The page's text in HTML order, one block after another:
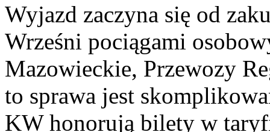
Wyjazd zaczyna się od
Wrześni pociągami
Mazowieckie, Przewozy
to sprawa jest
KW honorują bilety w